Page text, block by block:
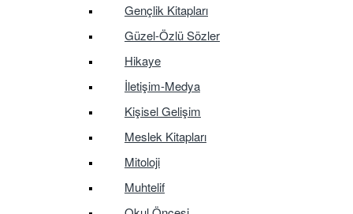
Gençlik Kitapları
Güzel-Özlü Sözler
Hikaye
İletişim-Medya
Kişisel Gelişim
Meslek Kitapları
Mitoloji
Muhtelif